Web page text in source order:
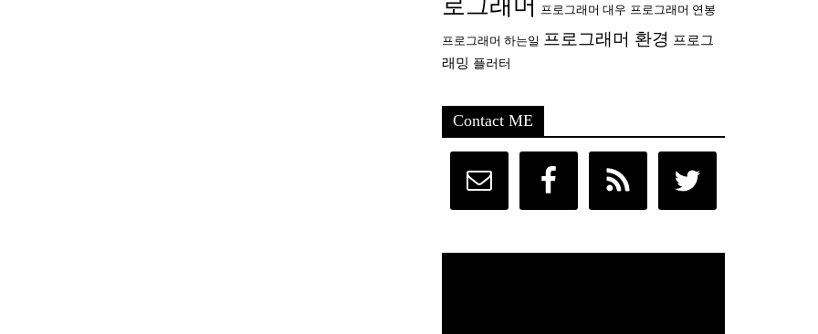
로그래머
프로그래머 대우 프로그래머 연봉
프로그래머 하는일 프로그래머 환경 프로그
래밍 플러터
Contact ME